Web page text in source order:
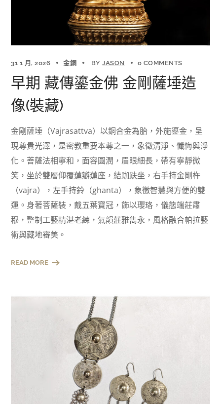
31 1 月, 2026 金銅 BYJASON 0 COMMENTS
早期 藏傳鎏金佛 金剛薩埵造
像(裝藏)
金剛薩埵（Vajrasattva）以銅合金為胎，外施鎏金，呈
現尊貴光澤，是密教重要本尊之一，象徵清淨、懺悔與淨
化。菩薩法相寧和，面容圓潤，眉眼細長，帶有寧靜微
笑，坐於雙層仰覆蓮瓣蓮座，結跏趺坐，右手持金剛杵
（vajra），左手持鈴（ghanta），象徵智慧與方便的雙
運。身著菩薩裝，戴五葉寶冠，飾以瓔珞，儀態端莊肅
穆，整制工藝精湛老練，氣韻莊雅雋永，風格融合帕拉藝
術與藏地審美。
READ MORE